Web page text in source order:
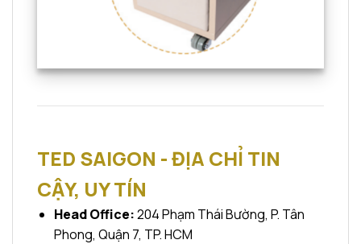
TED SAIGON - ĐỊA CHỈ TIN
CẬY, UY TÍN
Head Office:204 Phạm Thái Bường, P. Tân
Phong, Quận 7, TP. HCM